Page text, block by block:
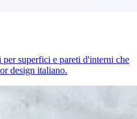
superfici e pareti d'interni che
design italiano.